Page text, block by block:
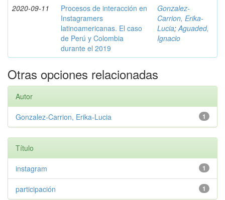
2020-09-11
Procesos de interacción en
Instagramers
latinoamericanas. El caso
de Perú y Colombia
durante el 2019
Gonzalez-
Carrion, Erika-
Lucia;Aguaded,
Ignacio
Otras opciones relacionadas
Autor
1
Gonzalez-Carrion, Erika-Lucia
Título
1
instagram
1
participación